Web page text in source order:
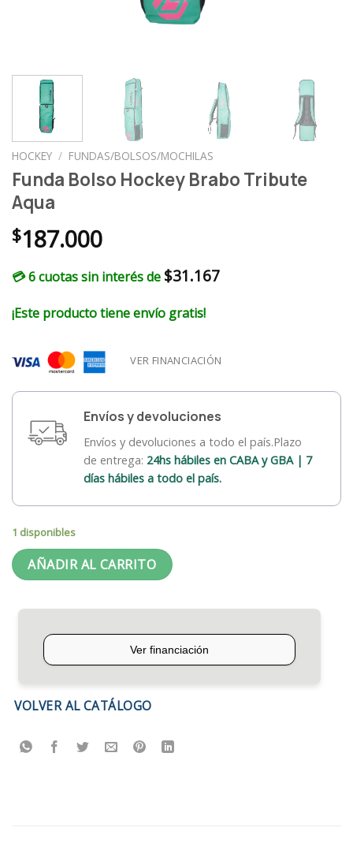
HOCKEY / FUNDAS/BOLSOS/MOCHILAS
Funda Bolso Hockey Brabo Tribute
Aqua
$187.000
💳 6 cuotas sin interés de $31.167
¡Este producto tiene envío gratis!
VER FINANCIACIÓN
Envíos y devoluciones
Envíos y devoluciones a todo el país.Plazo
de entrega: 24hs hábiles en CABA y GBA | 7
días hábiles a todo el país.
1 disponibles
AÑADIR AL CARRITO
VOLVER AL CATÁLOGO